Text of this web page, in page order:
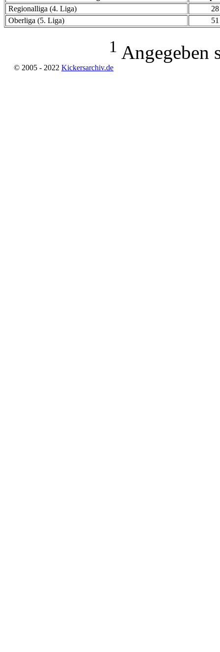
Regionalliga (4. Liga)
28
Oberliga (5. Liga)
51
1 Angegeben
© 2005 - 2022 Kickersarchiv.de